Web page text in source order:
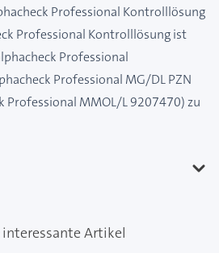
Professional Kontrolllösung
Professional Kontrolllösung ist
Professional
Professional MG/DL PZN
Professional MMOL/L 9207470) zu
Artikel